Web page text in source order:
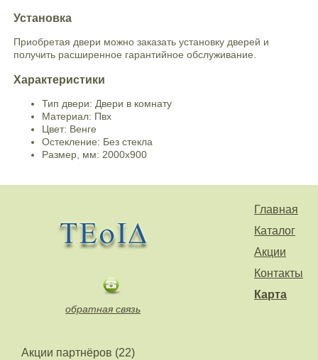
Установка
Приобретая двери можно заказать установку дверей и
получить расширенное гарантийное обслуживание.
Характеристики
Тип двери: Двери в комнату
Материал: Пвх
Цвет: Венге
Остекление: Без стекла
Размер, мм: 2000х900
Главная
Каталог
Акции
Контакты
Карта
обратная связь
Акции партнёров (22)